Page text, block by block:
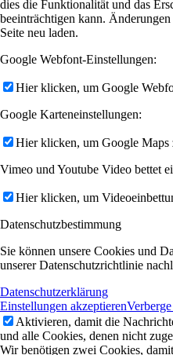
dies die Funktionalität und das
beeinträchtigen kann.
Seite neu laden.
Google Webfont-Einstellungen:
Hier klicken, um Google
Google Karteneinstellungen:
Hier klicken, um Google Maps
Vimeo und Youtube Video bettet
Hier klicken, um
Datenschutzbestimmung
Sie können unsere Cookies und
unserer Datenschutzrichtlinie
Datenschutzerklärung
Einstellungen akzeptieren
Aktivieren, damit die
und alle Cookies, denen nicht
Wir benötigen zwei Cookies,